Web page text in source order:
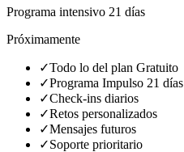
Programa intensivo 21 días
Próximamente
✓Todo lo del plan Gratuito
✓Programa Impulso 21 días
✓Check-ins diarios
✓Retos personalizados
✓Mensajes futuros
✓Soporte prioritario